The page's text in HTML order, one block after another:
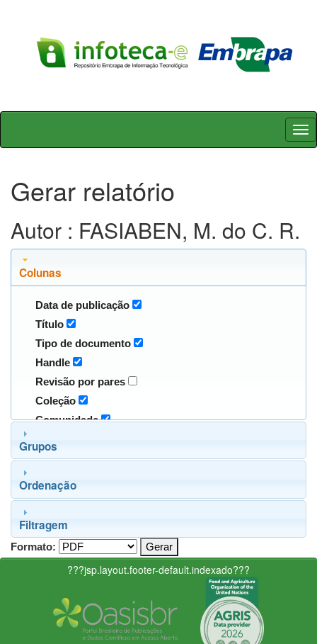
Skip
Gerar relatório
Autor : FASIABEN, M. do C. R.
Colunas
Data de publicação
Título
Tipo de documento
Handle
Revisão por pares
Coleção
Comunidade
Grupos
Ordenação
Filtragem
Formato:
???jsp.layout.footer-default.indexado???